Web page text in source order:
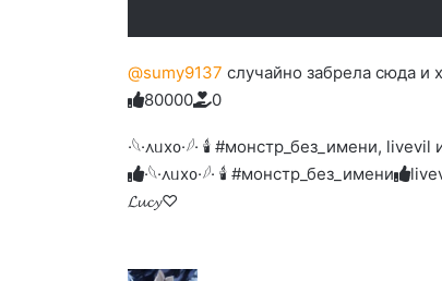
@sumy9137 случайно забрела сюда и
Голосуйте
вверх.
8
Нажмите
реакцию:
улыбаюсь
0
Нажмите
реакцию:
до
слез
0
Нажмите
реакцию:
печаль
0
Нажмите
реакцию:
плачу
0
Нажмите
благодарю
0
·𓆩·᧘ᥙх᧐·𓆪· 🕯 #монстр_без_имени,
·𓆩·᧘ᥙх᧐·𓆪· 🕯 #монстр_без_имени
𝓛𝓾𝓬𝔂♡